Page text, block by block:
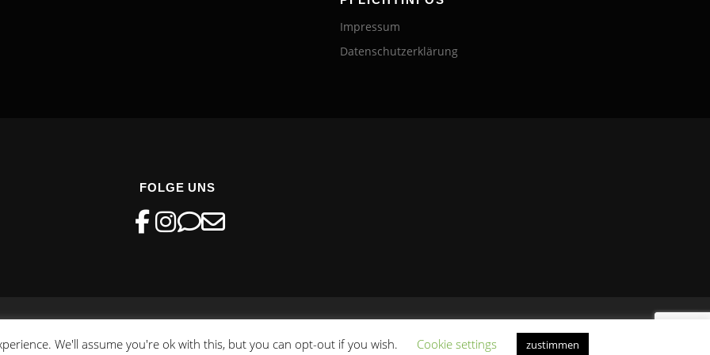
Impressum
Datenschutzerklärung
FOLGE UNS
We'll assume you're ok with this, but you can opt-out if you wish. Cookie settings zustimmen